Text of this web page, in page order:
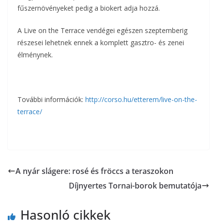
fűszernövényeket pedig a biokert adja hozzá.
A Live on the Terrace vendégei egészen szeptemberig
részesei lehetnek ennek a komplett gasztro- és zenei
élménynek.
További információk: http://corso.hu/etterem/live-on-the-
terrace/
A nyár slágere: rosé és fröccs a teraszokon
Díjnyertes Tornai-borok bemutatója
Hasonló cikkek